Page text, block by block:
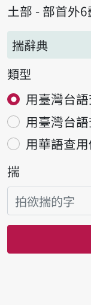
土部 - 部首外
揣辭典
類型
用臺灣台
用臺灣台
用華語查
揣